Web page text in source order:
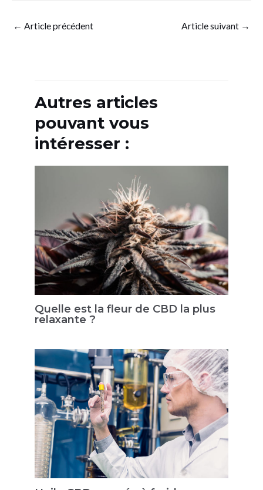
← Article précédent Article suivant →
Autres articles
pouvant vous
intéresser :
Quelle est la fleur de CBD la plus
relaxante ?